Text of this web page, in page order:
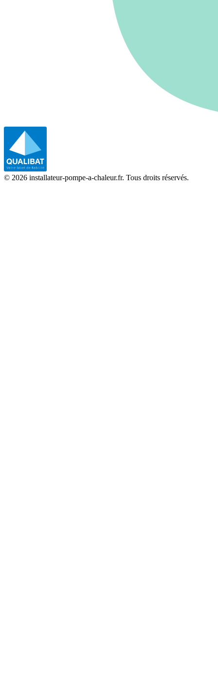
© 2026 installateur-pompe-a-chaleur.fr. Tous droits réservés.